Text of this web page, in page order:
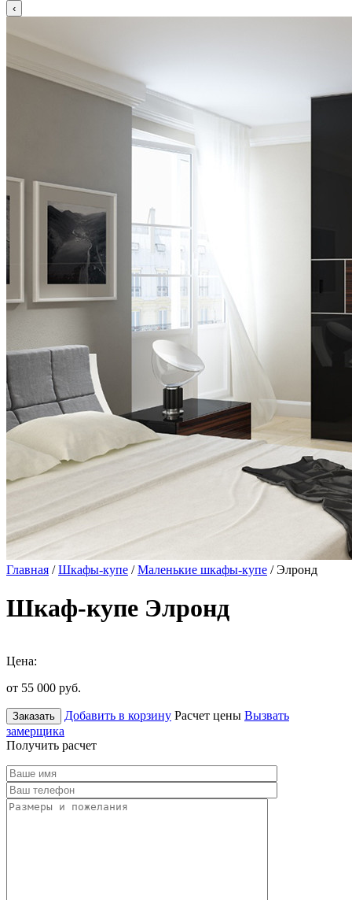
Главная /Шкафы-купе /Маленькие шкафы-купе / Элронд
Шкаф-купе Элронд
Цена:
от 55 000 руб.
Заказать Добавить в корзину Расчет цены Вызвать
замерщика
Получить расчет